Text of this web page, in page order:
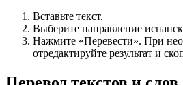
Вставьте текст.
Выберите направление
Нажмите «Перевести». При
отредактируйте результат и